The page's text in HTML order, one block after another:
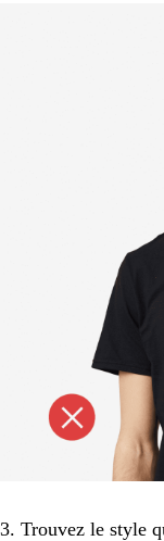
3. Trouvez le style